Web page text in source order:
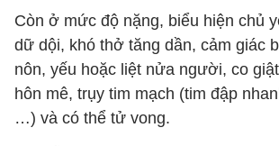
Còn ở mức độ nặng, biểu hiện chủ
dữ dội, khó thở tăng dần, cảm giác
nôn, yếu hoặc liệt nửa người, co
hôn mê, trụy tim mạch (tim đập
…) và có thể tử vong.